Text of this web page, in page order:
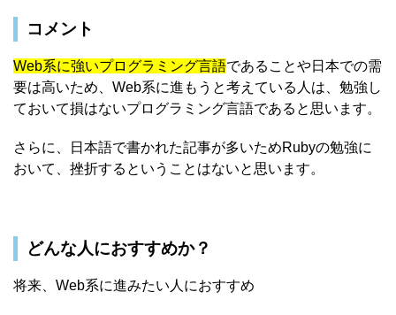
コメント
Web系に強いプログラミング言語であることや日本での需
要は高いため、Web系に進もうと考えている人は、勉強し
ておいて損はないプログラミング言語であると思います。
さらに、日本語で書かれた記事が多いためRubyの勉強に
おいて、挫折するということはないと思います。
どんな人におすすめか？
将来、Web系に進みたい人におすすめ